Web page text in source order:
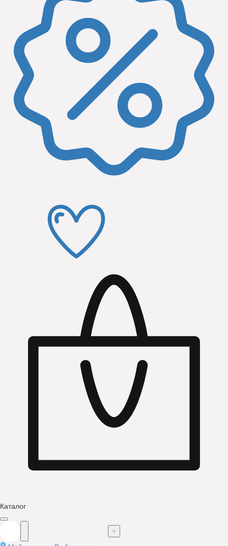
Каталог